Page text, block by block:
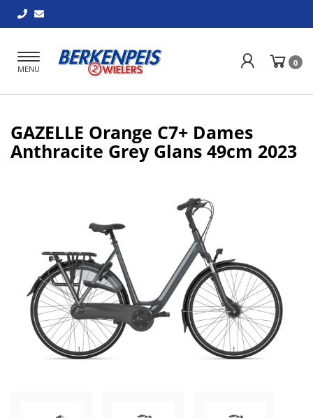
Toggle
navigation
MENU
0
GAZELLE Orange C7+ Dames
Anthracite Grey Glans 49cm 2023